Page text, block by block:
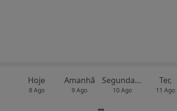
Hoje
8 Ago
Amanhã
9 Ago
Segunda-feira
10 Ago
Ter,
11 Ago